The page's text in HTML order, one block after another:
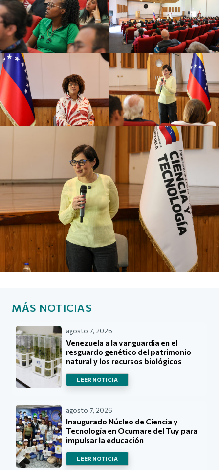
MÁS NOTICIAS
agosto 7, 2026
Venezuela a la vanguardia en el
resguardo genético del patrimonio
natural y los recursos biológicos
LEER NOTICIA
agosto 7, 2026
Inaugurado Núcleo de Ciencia y
Tecnología en Ocumare del Tuy para
impulsar la educación
LEER NOTICIA